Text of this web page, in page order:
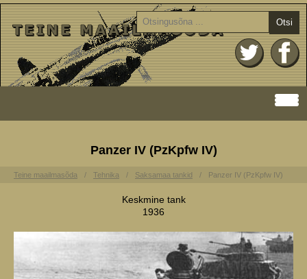
Otsi
Panzer IV (PzKpfw IV)
Teine maailmasõda Tehnika Saksamaa tankid Panzer IV (PzKpfw IV)
Keskmine tank
1936